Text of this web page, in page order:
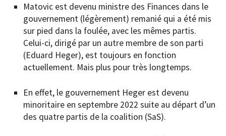
Matovic est devenu ministre des Finances dans le
gouvernement (légèrement) remanié qui a été mis
sur pied dans la foulée, avec les mêmes partis.
Celui-ci, dirigé par un autre membre de son parti
(Eduard Heger), est toujours en fonction
actuellement. Mais plus pour très longtemps.
En effet, le gouvernement Heger est devenu
minoritaire en septembre 2022 suite au départ d’un
des quatre partis de la coalition (SaS).